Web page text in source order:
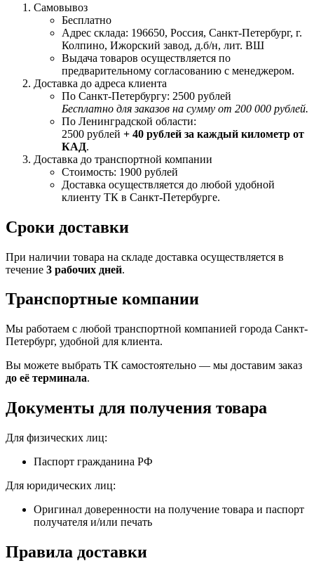
Самовывоз
Бесплатно
Адрес склада: 196650, Россия, Санкт-Петербург, г.
Колпино, Ижорский завод, д.б/н, лит. ВШ
Выдача товаров осуществляется по
предварительному согласованию с менеджером.
Доставка до адреса клиента
По Санкт-Петербургу: 2500 рублей
Бесплатно для заказов на сумму от 200 000 рублей.
По Ленинградской области:
2500 рублей + 40 рублей за каждый километр от
КАД.
Доставка до транспортной компании
Стоимость: 1900 рублей
Доставка осуществляется до любой удобной
клиенту ТК в Санкт-Петербурге.
Сроки доставки
При наличии товара на складе доставка осуществляется в
течение 3 рабочих дней.
Транспортные компании
Мы работаем с любой транспортной компанией города Санкт-
Петербург, удобной для клиента.
Вы можете выбрать ТК самостоятельно — мы доставим заказ
до её терминала.
Документы для получения товара
Для физических лиц:
Паспорт гражданина РФ
Для юридических лиц:
Оригинал доверенности на получение товара и паспорт
получателя и/или печать
Правила доставки